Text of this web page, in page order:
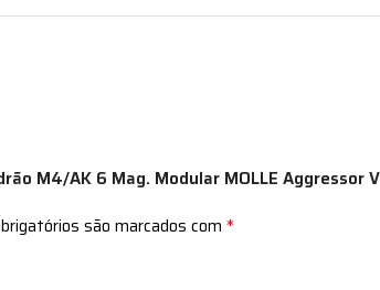
M4/AK 6 Mag. Modular MOLLE Aggressor
são marcados com *